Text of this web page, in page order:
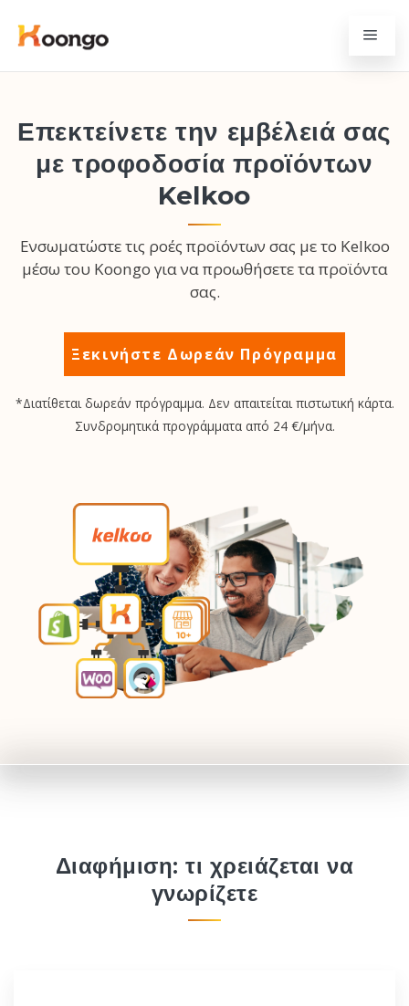
Επεκτείνετε την εμβέλειά σας
με τροφοδοσία προϊόντων
Kelkoo
Ενσωματώστε τις ροές προϊόντων σας με το Kelkoo
μέσω του Koongo για να προωθήσετε τα προϊόντα
σας.
Ξεκινήστε Δωρεάν Πρόγραμμα
*Διατίθεται δωρεάν πρόγραμμα. Δεν απαιτείται πιστωτική κάρτα.
Συνδρομητικά προγράμματα από 24 €/μήνα.
Διαφήμιση: τι χρειάζεται να
γνωρίζετε